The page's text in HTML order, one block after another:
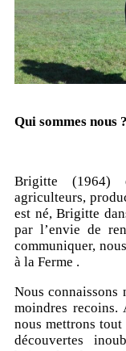
Qui sommes nous ?
Brigitte (1964)
agriculteurs,
est né, Brigitte
par l’envie de
communiquer,
à la Ferme .
Nous connaissons
moindres
nous mettrons
découvertes